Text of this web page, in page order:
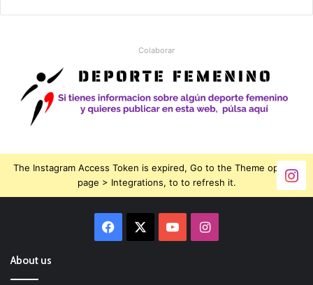
Colaborar
The Instagram Access Token is expired, Go to the Theme options
page > Integrations, to to refresh it.
Facebook YouTubeInstagram
About us